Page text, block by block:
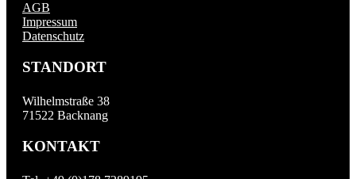
AGB
Impressum
Datenschutz
STANDORT
Wilhelmstraße 38
71522 Backnang
KONTAKT